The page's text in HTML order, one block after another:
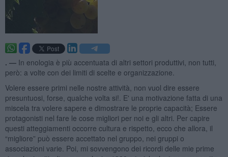
. — In enologia è più accentuata di altri settori produttivi, non tutti,
però: a volte con dei limiti di scelte e organizzazione.
Volere essere primi nelle nostre attività, non vuol dire essere
presuntuosi, forse, qualche volta si!. E' una motivazione fatta di una
miscela tra volere sapere e dimostrare le proprie capacità; Essere
protagonisti nel fare le cose migliori per noi e gli altri. Per capire
questi atteggiamenti occorre cultura e rispetto, ecco che allora, il
“migliore” può essere accettato nel gruppo, nei gruppi o
associazioni varie. Poi, mi sovvengono dei ricordi delle mie prime